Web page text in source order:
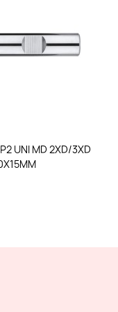
carrito
UNI MD 2XD/3XD